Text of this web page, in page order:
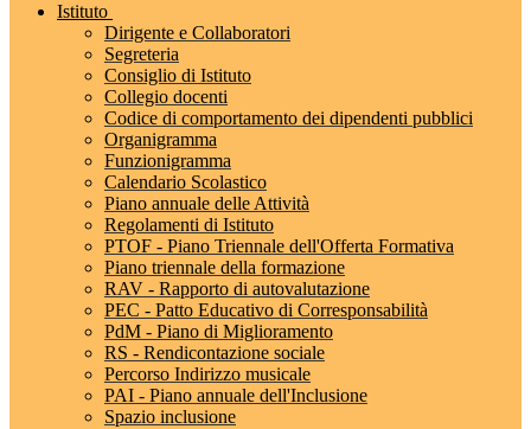
Istituto
Dirigente e Collaboratori
Segreteria
Consiglio di Istituto
Collegio docenti
Codice di comportamento dei dipendenti pubblici
Organigramma
Funzionigramma
Calendario Scolastico
Piano annuale delle Attività
Regolamenti di Istituto
PTOF - Piano Triennale dell'Offerta Formativa
Piano triennale della formazione
RAV - Rapporto di autovalutazione
PEC - Patto Educativo di Corresponsabilità
PdM - Piano di Miglioramento
RS - Rendicontazione sociale
Percorso Indirizzo musicale
PAI - Piano annuale dell'Inclusione
Spazio inclusione